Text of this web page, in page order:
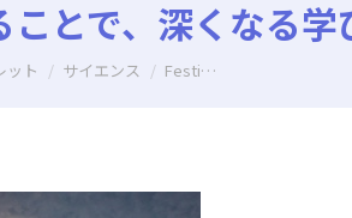
とで、深くなる学
ット サイエンス Festi…